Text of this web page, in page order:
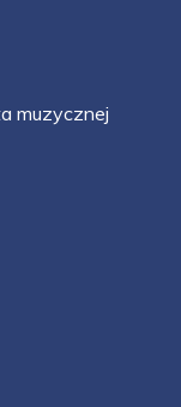
muzycznej